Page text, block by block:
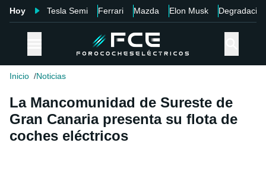
Hoy Tesla Semi Ferrari Mazda Elon Musk Degradación
Inicio Noticias
La Mancomunidad de Sureste de
Gran Canaria presenta su flota de
coches eléctricos